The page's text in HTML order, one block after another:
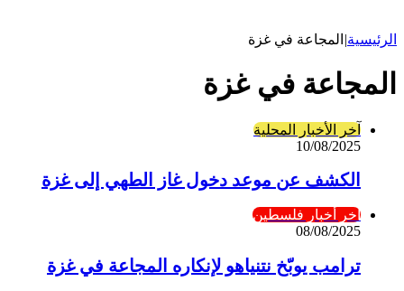
الرئيسية| المجاعة في غزة
المجاعة في غزة
آخر الأخبار المحلية
10/08/2025
الكشف عن موعد دخول غاز الطهي إلى غزة
آخر أخبار فلسطين
08/08/2025
ترامب يوبّخ نتنياهو لإنكاره المجاعة في غزة